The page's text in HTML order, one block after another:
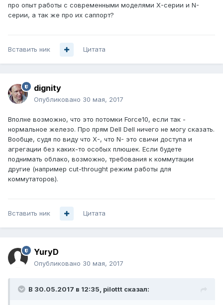
про опыт работы с современными моделями X-серии и N-
серии, а так же про их саппорт?
Вставить ник Цитата
dignity
Опубликовано 30 мая, 2017
Вполне возможно, что это потомки Force10, если так -
нормальное железо. Про прям Dell Dell ничего не могу сказать.
Вообще, судя по виду что X-, что N- это свичи доступа и
агрегации без каких-то особых плюшек. Если будете
поднимать облако, возможно, требования к коммутации
другие (например cut-throught режим работы для
коммутаторов).
Вставить ник Цитата
YuryD
Опубликовано 30 мая, 2017
В 30.05.2017 в 12:35, pilottt сказал: